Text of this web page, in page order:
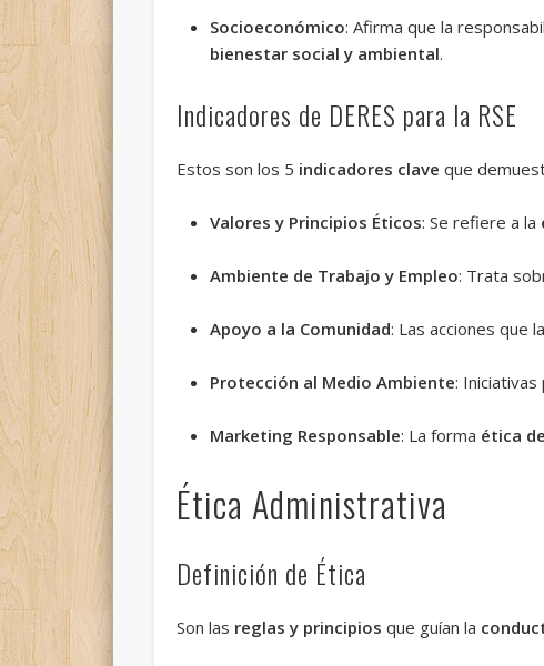
Socioeconómico: Afirma que la
bienestar social y ambiental.
Indicadores de DERES para la RSE
Estos son los 5 indicadores clave que
Valores y Principios Éticos: Se refiere a la
Ambiente de Trabajo y Empleo: Trata
Apoyo a la Comunidad: Las acciones que
Protección al Medio Ambiente: Iniciativas
Marketing Responsable: La forma ética
Ética Administrativa
Definición de Ética
Son las reglas y principios que guían la